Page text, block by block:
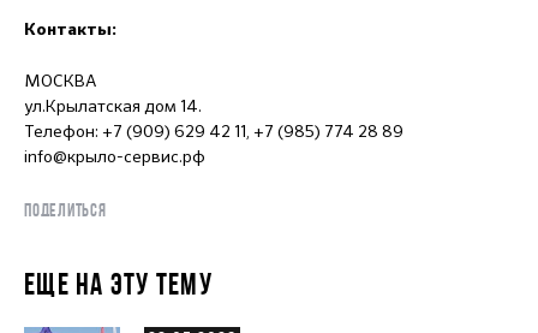
Контакты:
МОСКВА
ул.Крылатская дом 14.
Телефон: +7 (909) 629 42 11, +7 (985) 774 28 89
info@крыло-сервис.рф
ПОДЕЛИТЬСЯ
ЕЩЕ НА ЭТУ ТЕМУ